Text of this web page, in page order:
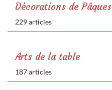
Décorations de Pâques
229 articles
Arts de la table
187 articles